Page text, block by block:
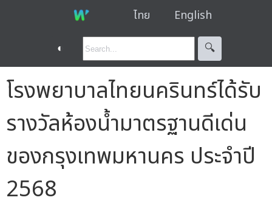
ไทย English
◐ 🔍︎
โรงพยาบาลไทยนครินทร์ได้รับ
รางวัลห้องน้ำมาตรฐานดีเด่น
ของกรุงเทพมหานคร ประจำปี
2568